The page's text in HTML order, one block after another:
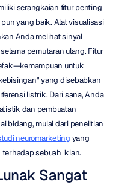
serangkaian fitur penting
yang baik. Alat visualisasi
Anda melihat sinyal
pemutaran ulang. Fitur
untuk
yang disebabkan
listrik. Dari sana, Anda
dan pembuatan
bidang, mulai dari penelitian
neuromarketing yang
sebuah iklan.
Sangat